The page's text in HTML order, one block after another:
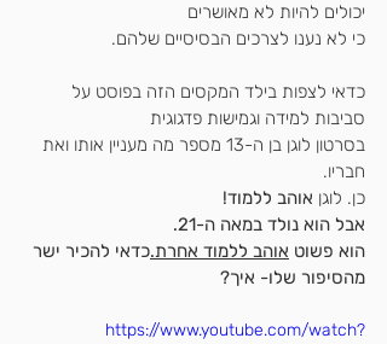
יכולים להיות לא מאושרים
כי לא נענו לצרכים הבסיסיים שלהם.
כדאי לצפות בילד המקסים הזה בפוסט על
סביבות למידה וגמישות פדגוגית
בסרטון לוגן בן ה-13 מספר מה מעניין אותו ואת
חבריו.
כן. לוגן אוהב ללמוד!
אבל הוא נולד במאה ה-21.
הוא פשוט אוהב ללמוד אחרת.כדאי להכיר ישר
מהסיפור שלו- איך?
https://www.youtube.com/watch?